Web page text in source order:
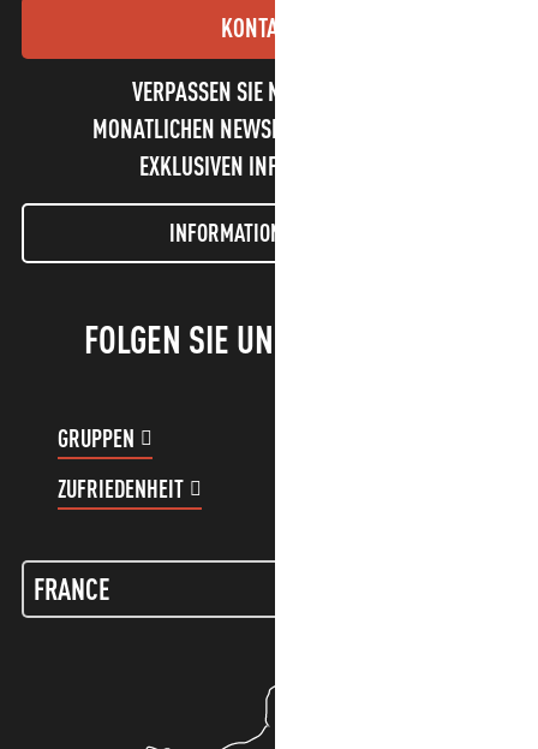
KONTAKT
VERPASSEN SIE NICHT UNSEREN
MONATLICHEN NEWSLETTER UND UNSERE
EXKLUSIVEN INFORMATIONEN!
INFORMATIONEN LETTER
FOLGEN SIE UNS!
GRUPPEN
ZUFRIEDENHEIT